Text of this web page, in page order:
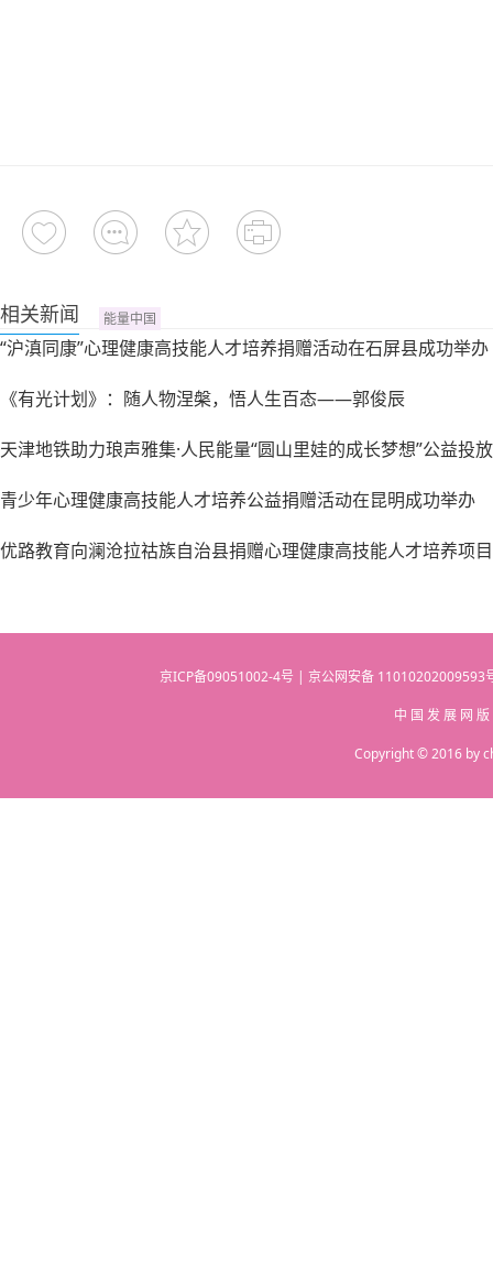
相关新闻 能量中国
“沪滇同康”心理健康高技能人才培养捐赠活动在石屏县成功举办
《有光计划》：随人物涅槃，悟人生百态——郭俊辰
天津地铁助力琅声雅集·人民能量“圆山里娃的成长梦想”公益投放
青少年心理健康高技能人才培养公益捐赠活动在昆明成功举办
优路教育向澜沧拉祜族自治县捐赠心理健康高技能人才培养项目
京ICP备09051002-4号 | 京公网安备
中 国 发 展 网
Copyright © 2016 by